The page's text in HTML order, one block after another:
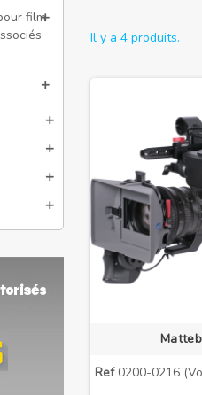
film
Il y a 4 produits.
Ref0200-0216